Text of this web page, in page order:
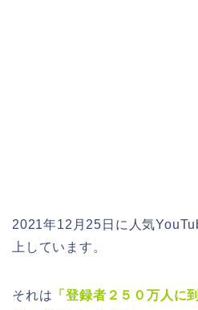
2021年12月25日に人気
上しています。
それは 「登録者２５０万人に